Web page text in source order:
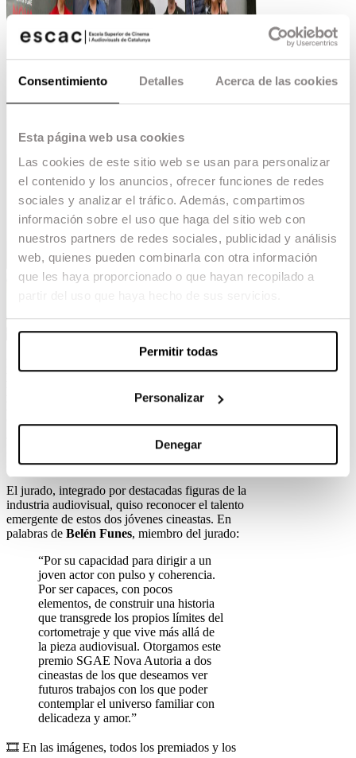
Consentimiento Detalles Acerca de las cookies
Esta página web usa cookies
Las cookies de este sitio web se usan para personalizar
el contenido y los anuncios, ofrecer funciones de redes
sociales y analizar el tráfico. Además, compartimos
información sobre el uso que haga del sitio web con
nuestros partners de redes sociales, publicidad y análisis
web, quienes pueden combinarla con otra información
que les haya proporcionado o que hayan recopilado a
Permitir todas
Personalizar
Denegar
, ha sido distinguido con los
premios a
Mejor Dirección-Realización y Mejor Guion
Festival Internacional de Cine Fantástico de
Sitges.
El jurado, integrado por destacadas figuras de la
industria audiovisual, quiso reconocer el talento
emergente de estos dos jóvenes cineastas. En
palabras de Belén Funes, miembro del jurado:
“Por su capacidad para dirigir a un
joven actor con pulso y coherencia.
Por ser capaces, con pocos
elementos, de construir una historia
que transgrede los propios límites del
cortometraje y que vive más allá de
la pieza audiovisual. Otorgamos este
premio SGAE Nova Autoria a dos
cineastas de los que deseamos ver
futuros trabajos con los que poder
contemplar el universo familiar con
delicadeza y amor.”
🎞️ En las imágenes, todos los premiados y los